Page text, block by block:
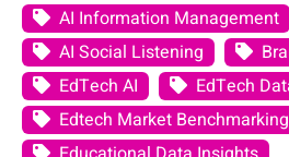
AI Information Management
AI Social Listening
EdTech AI
EdTech
Edtech Market Benchmarking